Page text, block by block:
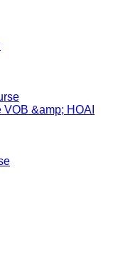
&amp; HOAI